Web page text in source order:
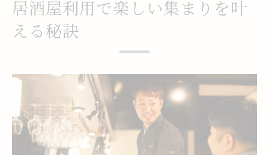
居酒屋利用で楽しい集まりを叶
える秘訣